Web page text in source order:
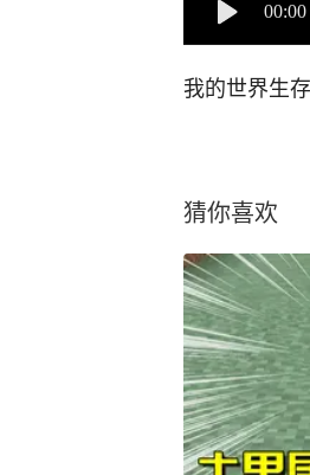
00:00
我的世界生
猜你喜欢